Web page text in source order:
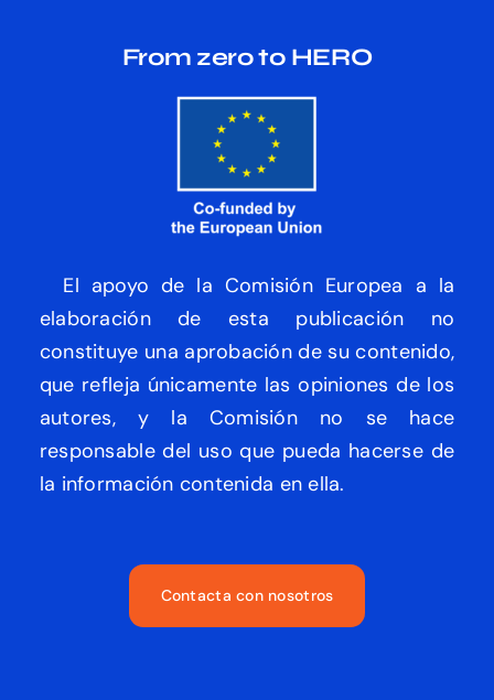
From zero to HERO
El apoyo de la Comisión Europea a la
elaboración de esta publicación no
constituye una aprobación de su contenido,
que refleja únicamente las opiniones de los
autores, y la Comisión no se hace
responsable del uso que pueda hacerse de
la información contenida en ella.
Contacta con nosotros